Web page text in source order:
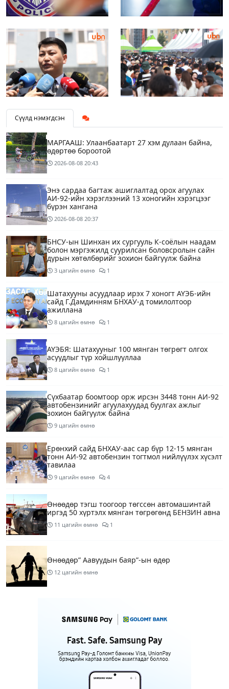
Сүүлд нэмэгдсэн
МАРГААШ: Улаанбаатарт 27 хэм дулаан байна,
өдөртөө бороотой
2026-08-08 20:43
Энэ сардаа багтаж ашиглалтад орох агуулах
АИ-92-ийн хэрэглээний 13 хоногийн хэрэгцээг
бүрэн хангана
2026-08-08 20:37
БНСУ-ын Шинхан их сургууль К-соёлын наадам
болон мэргэжилд суурилсан боловсролын сайн
дурын хөтөлбөрийг зохион байгуулж байна
3 цагийн өмнө 1
Шатахууны асуудлаар ирэх 7 хоногт АҮЭБ-ийн
сайд Г.Дамдинням БНХАУ-д томилолтоор
ажиллана
8 цагийн өмнө 1
АҮЭБЯ: Шатахууныг 100 мянган төгрөгт олгох
асуудлыг түр хойшлууллаа
8 цагийн өмнө 1
Сүхбаатар боомтоор орж ирсэн 3448 тонн АИ-92
автобензинийг агуулахуудад буулгах ажлыг
зохион байгуулж байна
9 цагийн өмнө
Ерөнхий сайд БНХАУ-аас сар бүр 12-15 мянган
тонн АИ-92 автобензин тогтмол нийлүүлэх хүсэлт
тавилаа
9 цагийн өмнө 4
Өнөөдөр тэгш тоогоор төгссөн автомашинтай
иргэд 50 хүртэлх мянган төгрөгөнд БЕНЗИН авна
11 цагийн өмнө 1
Өнөөдөр” Аавуудын баяр”-ын өдөр
12 цагийн өмнө
Улаанбаатарт 31 хэм дулаан байна
14 цагийн өмнө
МАРГААШ: Улаанбаатарт 31 хэм дулаан байна
1 өдрийн өмнө